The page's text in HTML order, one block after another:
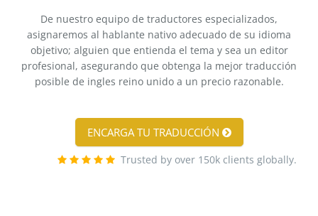
De nuestro equipo de traductores especializados,
asignaremos al hablante nativo adecuado de su idioma
objetivo; alguien que entienda el tema y sea un editor
profesional, asegurando que obtenga la mejor traducción
posible de ingles reino unido a un precio razonable.
ENCARGA TU TRADUCCIÓN
Trusted by over 150k clients globally.